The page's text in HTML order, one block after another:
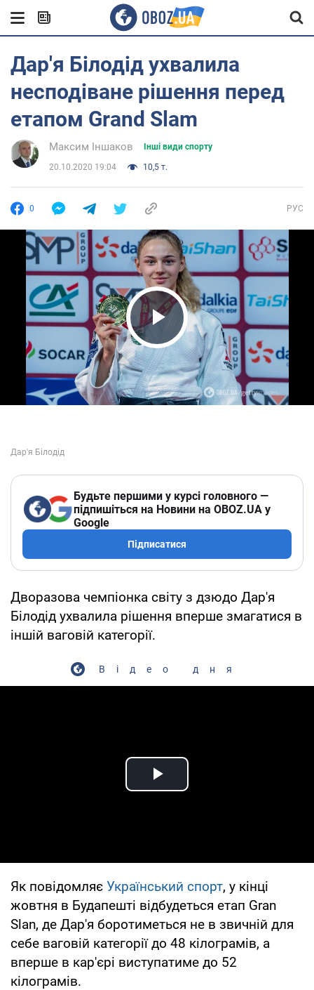
Дар'я Білодід ухвалила
несподіване рішення перед
етапом Grand Slam
Максим Іншаков Інші види спорту
20.10.2020 19:04 10,5 т.
0 РУС
Play Video
Будьте першими у курсі головного —
підпишіться на Новини на OBOZ.UA у
Google
Підписатися
Дворазова чемпіонка світу з дзюдо Дар'я
Білодід ухвалила рішення вперше змагатися в
іншій ваговій категорії.
Відео дня
Play Video
Як повідомляє Український спорт, у кінці
жовтня в Будапешті відбудеться етап Gran
Slan, де Дар'я боротиметься не в звичній для
себе ваговій категорії до 48 кілограмів, а
вперше в кар'єрі виступатиме до 52
кілограмів.